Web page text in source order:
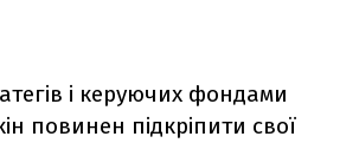
і керуючих фондами
повинен підкріпити свої